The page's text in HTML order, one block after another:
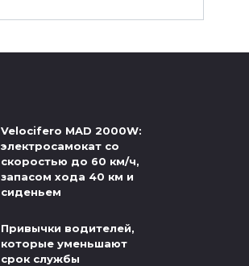
Velocifero MAD 2000W:
электросамокат со
скоростью до 60 км/ч,
запасом хода 40 км и
сиденьем
Привычки водителей,
которые уменьшают
срок службы